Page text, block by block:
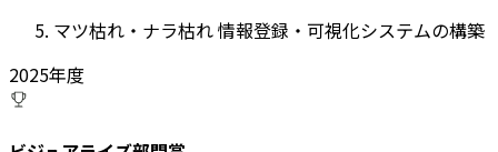
マツ枯れ・ナラ枯れ 情報登録・可視化システムの構築
2025年度